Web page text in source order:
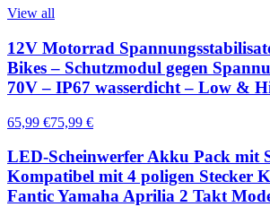
View all
12V Motorrad
Bikes – Schutzmodul gegen
70V – IP67 wasserdicht – Low &
65,99 €75,99 €
LED-Scheinwerfer Akku Pack mit
Kompatibel mit 4 poligen Stecker
Fantic Yamaha Aprilia 2 Takt